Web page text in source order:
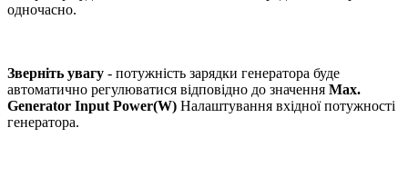
одночасно.
Зверніть увагу - потужність зарядки генератора буде
автоматично регулюватися відповідно до значення Max.
Generator Input Power(W) Налаштування вхідної потужності
генератора.